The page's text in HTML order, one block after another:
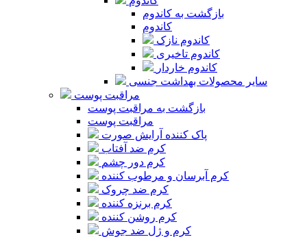
بازگشت به کاندوم
کاندوم
کاندوم نازک
کاندوم تاخیری
کاندوم خاردار
سایر محصولات بهداشت جنسی
مراقبت پوست
بازگشت به مراقبت پوست
مراقبت پوست
پاک کننده آرایش صورت
کرم ضد آفتاب
کرم دور چشم
کرم آبرسان و مرطوب کننده
کرم ضد چروک
کرم برنزه کننده
کرم روشن کننده
کرم و ژل ضد جوش